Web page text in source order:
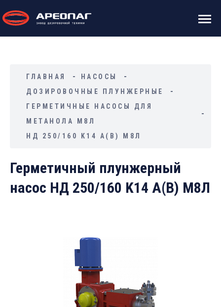
ГЛАВНАЯ
НАСОСЫ
ДОЗИРОВОЧНЫЕ ПЛУНЖЕРНЫЕ
ГЕРМЕТИЧНЫЕ НАСОСЫ ДЛЯ
МЕТАНОЛА М8Л
НД 250/160 K14 А(В) М8Л
Герметичный плунжерный
насос НД 250/160 K14 А(В) М8Л